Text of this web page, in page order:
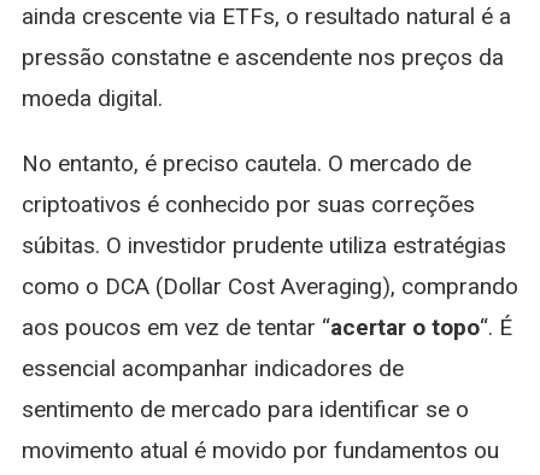
ainda crescente via ETFs, o resultado natural é a
pressão constatne e ascendente nos preços da
moeda digital.
No entanto, é preciso cautela. O mercado de
criptoativos é conhecido por suas correções
súbitas. O investidor prudente utiliza estratégias
como o DCA (Dollar Cost Averaging), comprando
aos poucos em vez de tentar “acertar o topo“. É
essencial acompanhar indicadores de
sentimento de mercado para identificar se o
movimento atual é movido por fundamentos ou